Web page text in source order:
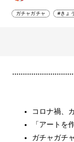
ガチャガチャ #きょ
コロナ禍、
「アートを
ガチャガチ